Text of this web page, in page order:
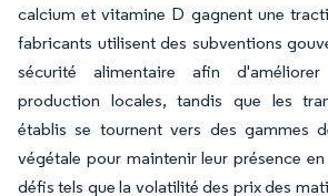
calcium et vitamine D gagnent une
fabricants utilisent des subventions
sécurité alimentaire afin
production locales, tandis que les
établis se tournent vers des gammes
végétale pour maintenir leur présence
défis tels que la volatilité des prix des